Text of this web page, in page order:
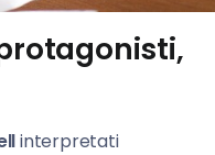
interpretati